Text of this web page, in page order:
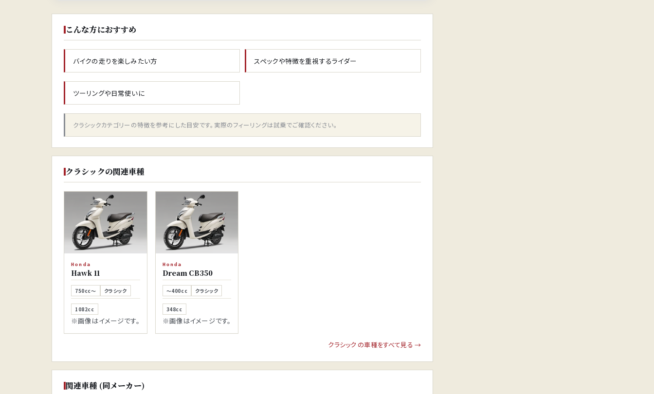
こんな方におすすめ
バイクの走りを楽しみたい方 スペックや特徴を重視するライダー
ツーリングや日常使いに
クラシックカテゴリーの特徴を参考にした目安です。実際のフィーリングは試乗でご確認ください。
クラシックの関連車種
Honda
Hawk 11
750cc～ クラシック
1082cc
※画像はイメージです。
Honda
Dream CB350
～400cc クラシック
348cc
※画像はイメージです。
クラシック の車種をすべて見る →
関連車種 (同メーカー)